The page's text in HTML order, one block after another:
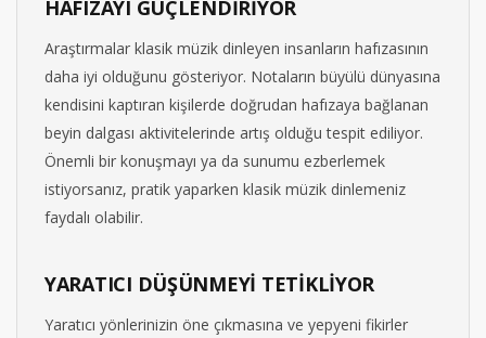
HAFIZAYI GÜÇLENDİRİYOR
Araştırmalar klasik müzik dinleyen insanların hafızasının
daha iyi olduğunu gösteriyor. Notaların büyülü dünyasına
kendisini kaptıran kişilerde doğrudan hafızaya bağlanan
beyin dalgası aktivitelerinde artış olduğu tespit ediliyor.
Önemli bir konuşmayı ya da sunumu ezberlemek
istiyorsanız, pratik yaparken klasik müzik dinlemeniz
faydalı olabilir.
YARATICI DÜŞÜNMEYİ TETİKLİYOR
Yaratıcı yönlerinizin öne çıkmasına ve yepyeni fikirler